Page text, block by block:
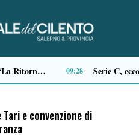
Sicurezza, il sindaco di Castellabate scrive a Prefetto e Questore: “Più controlli e più presenza sul territorio” 18:01
e convenzione di